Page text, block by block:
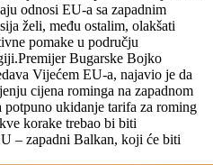
odnosi EU-a sa zapadnim
želi, među ostalim, olakšati
pomake u području
Bugarske Bojko
Vijećem EU-a, najavio je da
cijena rominga na zapadnom
ukidanje tarifa za roming
korake trebao bi biti
– zapadni Balkan, koji će biti